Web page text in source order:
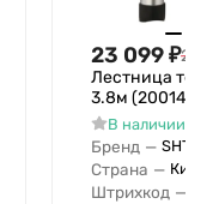
23 099₽23
Лестница
3.8м (20014)
В наличии
Бренд — SHTOK
Страна — Китай
Штрихкод —